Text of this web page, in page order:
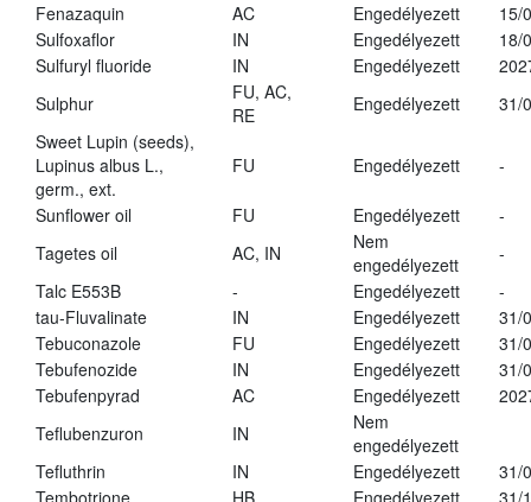
Fenazaquin
AC Engedélyezett
15/
Sulfoxaflor
IN Engedélyezett
18/
Sulfuryl fluoride
IN Engedélyezett
Sulphur
FU, AC,
RE
Engedélyezett
31/
Sweet Lupin (seeds),
Lupinus albus L.,
germ., ext.
FU Engedélyezett -
Sunflower oil FU Engedélyezett
-
Tagetes oil
AC, IN
Nem
engedélyezett
-
Talc E553B
- Engedélyezett
-
tau-Fluvalinate
IN Engedélyezett
31/
Tebuconazole
FU Engedélyezett
31/
Tebufenozide
IN Engedélyezett
31/
Tebufenpyrad
AC Engedélyezett
Teflubenzuron
IN
Nem
engedélyezett
Tefluthrin
IN Engedélyezett
31/